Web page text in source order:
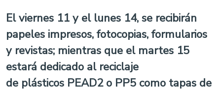
El viernes 11 y el lunes 14, se recibirán
papeles impresos, fotocopias, formularios
y revistas; mientras que el martes 15
estará dedicado al reciclaje
de plásticos PEAD2 o PP5 como tapas de